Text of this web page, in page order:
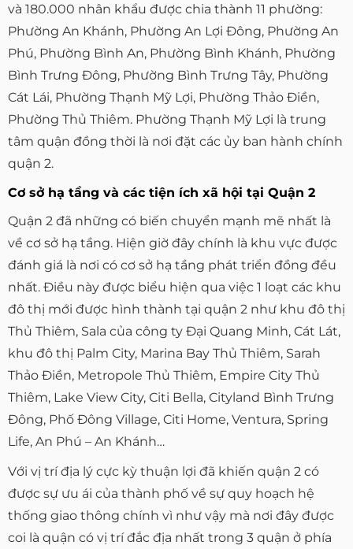
và 180.000 nhân khẩu được chia thành 11 phường:
Phường An Khánh, Phường An Lợi Đông, Phường An
Phú, Phường Bình An, Phường Bình Khánh, Phường
Bình Trưng Đông, Phường Bình Trưng Tây, Phường
Cát Lái, Phường Thạnh Mỹ Lợi, Phường Thảo Điền,
Phường Thủ Thiêm. Phường Thạnh Mỹ Lợi là trung
tâm quận đồng thời là nơi đặt các ủy ban hành chính
quận 2.
Cơ sở hạ tầng và các tiện ích xã hội tại Quận 2
Quận 2 đã những có biến chuyển mạnh mẽ nhất là
về cơ sở hạ tầng. Hiện giờ đây chính là khu vực được
đánh giá là nơi có cơ sở hạ tầng phát triển đồng đều
nhất. Điều này được biểu hiện qua việc 1 loạt các khu
đô thị mới được hình thành tại quận 2 như khu đô thị
Thủ Thiêm, Sala của công ty Đại Quang Minh, Cát Lát,
khu đô thị Palm City, Marina Bay Thủ Thiêm, Sarah
Thảo Điền, Metropole Thủ Thiêm, Empire City Thủ
Thiêm, Lake View City, Citi Bella, Cityland Bình Trưng
Đông, Phố Đông Village, Citi Home, Ventura, Spring
Life, An Phú – An Khánh…
Với vị trí địa lý cực kỳ thuận lợi đã khiến quận 2 có
được sự ưu ái của thành phố về sự quy hoạch hệ
thống giao thông chính vì như vậy mà nơi đây được
coi là quận có vị trí đắc địa nhất trong 3 quận ở phía